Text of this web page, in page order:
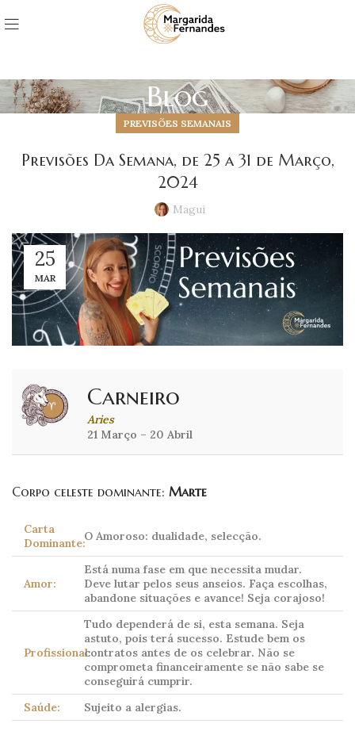
Blog
PREVISÕES SEMANAIS
Previsões Da Semana, de 25 a 31 de Março,
2024
Magui
25
MAR
Carneiro
Aries
21 Março – 20 Abril
Corpo celeste dominante: Marte
Carta
Dominante:O Amoroso: dualidade, selecção.
Amor:
Está numa fase em que necessita mudar.
Deve lutar pelos seus anseios. Faça escolhas,
abandone situações e avance! Seja corajoso!
Profissional:
Tudo dependerá de si, esta semana. Seja
astuto, pois terá sucesso. Estude bem os
contratos antes de os celebrar. Não se
comprometa financeiramente se não sabe se
conseguirá cumprir.
Saúde:
Sujeito a alergias.